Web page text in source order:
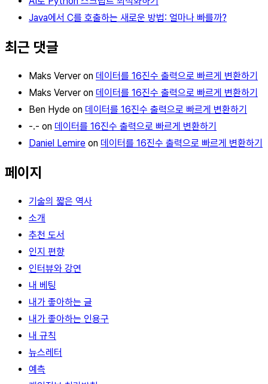
Java에서 C를 호출하는 새로운 방법: 얼마나 빠를까?
최근 댓글
Maks Verver on 데이터를 16진수 출력으로 빠르게 변환하기
Maks Verver on 데이터를 16진수 출력으로 빠르게 변환하기
Ben Hyde on 데이터를 16진수 출력으로 빠르게 변환하기
-.- on 데이터를 16진수 출력으로 빠르게 변환하기
Daniel Lemire on 데이터를 16진수 출력으로 빠르게 변환하기
페이지
기술의 짧은 역사
소개
추천 도서
인지 편향
인터뷰와 강연
내 베팅
내가 좋아하는 글
내가 좋아하는 인용구
내 규칙
뉴스레터
예측